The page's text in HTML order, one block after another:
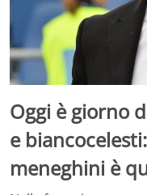
Oggi è giorno
e
meneghini è